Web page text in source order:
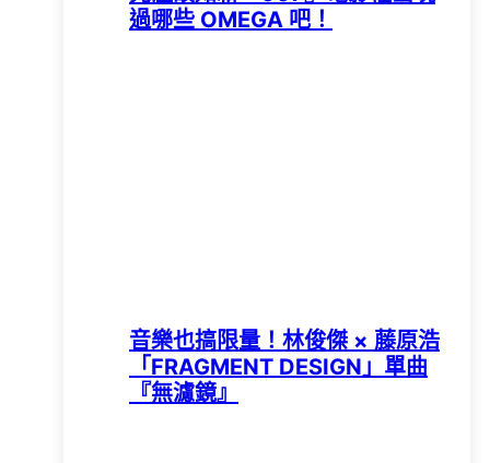
過哪些 OMEGA 吧！
音樂也搞限量！林俊傑 × 藤原浩
「FRAGMENT DESIGN」單曲
『無濾鏡』